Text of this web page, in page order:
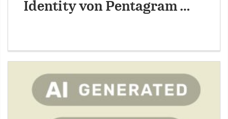
Identity von Pentagram …